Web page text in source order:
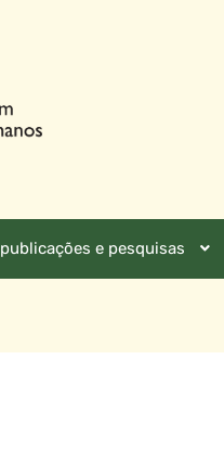
publicações e pesquisas